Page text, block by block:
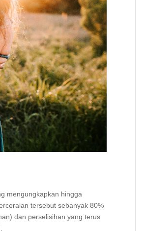
mengungkapkan hingga
tersebut sebanyak 80%
dan perselisihan yang terus